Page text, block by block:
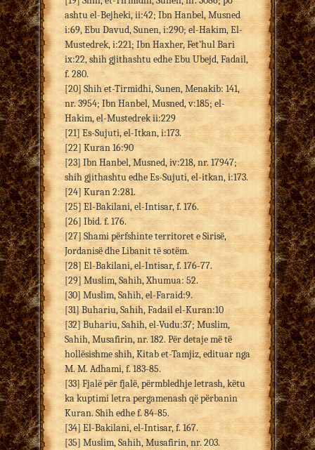
ashtu el-Bejheki, ii:42; Ibn Hanbel, Musned
i:69, Ebu Davud, Sunen, i:290; el-Hakim, El-
Mustedrek, i:221; Ibn Haxher, Fet’hul Bari
ix:22, shih gjithashtu edhe Ebu Ubejd, Fadail,
f. 280.
[20] Shih et-Tirmidhi, Sunen, Menakib: 141,
nr. 3954; Ibn Hanbel, Musned, v:185; el-
Hakim, el-Mustedrek ii:229
[21] Es-Sujuti, el-Itkan, i:173.
[22] Kuran 16:90
[23] Ibn Hanbel, Musned, iv:218, nr. 17947;
shih gjithashtu edhe Es-Sujuti, el-itkan, i:173.
[24] Kuran 2:281.
[25] El-Bakilani, el-Intisar, f. 176.
[26] Ibid. f. 176.
[27] Shami përfshinte territoret e Sirisë,
Jordanisë dhe Libanit të sotëm.
[28] El-Bakilani, el-Intisar, f. 176-77.
[29] Muslim, Sahih, Xhumua: 52.
[30] Muslim, Sahih, el-Faraid:9.
[31] Buhariu, Sahih, Fadail el-Kuran:10
[32] Buhariu, Sahih, el-Vudu:37; Muslim,
Sahih, Musafirin, nr. 182. Për detaje më të
hollësishme shih, Kitab et-Tamjiz, edituar nga
M. M. Adhami, f. 183-85.
[33] Fjalë për fjalë, përmbledhje letrash, këtu
ka kuptimi letra pergamenash që përbanin
Kuran. Shih edhe f. 84-85.
[34] El-Bakilani, el-Intisar, f. 167.
[35] Muslim, Sahih, Musafirin, nr. 203.